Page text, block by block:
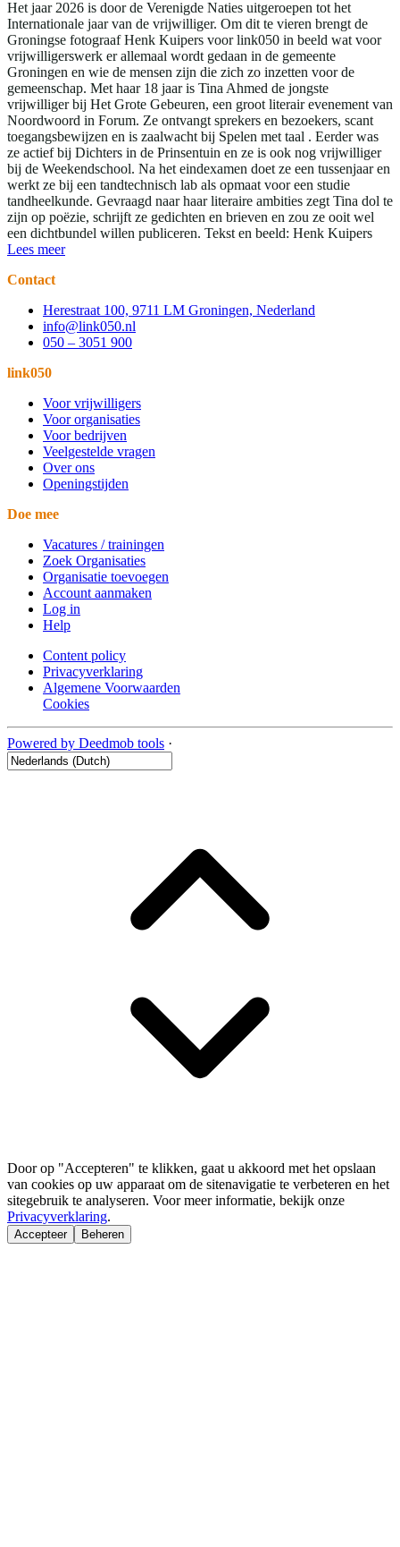
Het jaar 2026 is door de Verenigde Naties uitgeroepen tot het
Internationale jaar van de vrijwilliger. Om dit te vieren brengt de
Groningse fotograaf Henk Kuipers voor link050 in beeld wat voor
vrijwilligerswerk er allemaal wordt gedaan in de gemeente
Groningen en wie de mensen zijn die zich zo inzetten voor de
gemeenschap. Met haar 18 jaar is Tina Ahmed de jongste
vrijwilliger bij Het Grote Gebeuren, een groot literair evenement van
Noordwoord in Forum. Ze ontvangt sprekers en bezoekers, scant
toegangsbewijzen en is zaalwacht bij Spelen met taal . Eerder was
ze actief bij Dichters in de Prinsentuin en ze is ook nog vrijwilliger
bij de Weekendschool. Na het eindexamen doet ze een tussenjaar en
werkt ze bij een tandtechnisch lab als opmaat voor een studie
tandheelkunde. Gevraagd naar haar literaire ambities zegt Tina dol te
zijn op poëzie, schrijft ze gedichten en brieven en zou ze ooit wel
een dichtbundel willen publiceren. Tekst en beeld: Henk Kuipers
Lees meer
Contact
Herestraat 100, 9711 LM Groningen, Nederland
info@link050.nl
050 – 3051 900
link050
Voor vrijwilligers
Voor organisaties
Voor bedrijven
Veelgestelde vragen
Over ons
Openingstijden
Doe mee
Vacatures / trainingen
Zoek Organisaties
Organisatie toevoegen
Account aanmaken
Log in
Help
Content policy
Privacyverklaring
Algemene Voorwaarden
Cookies
Powered by Deedmob tools ·
Door op "Accepteren" te klikken, gaat u akkoord met het opslaan
van cookies op uw apparaat om de sitenavigatie te verbeteren en het
sitegebruik te analyseren. Voor meer informatie, bekijk onze
Privacyverklaring.
Accepteer Beheren